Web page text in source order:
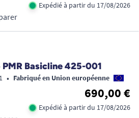
Expédié à partir du 17/08/2026
Basicline 425-001
• Fabriqué en Union européenne
690,00 €
Expédié à partir du 17/08/2026